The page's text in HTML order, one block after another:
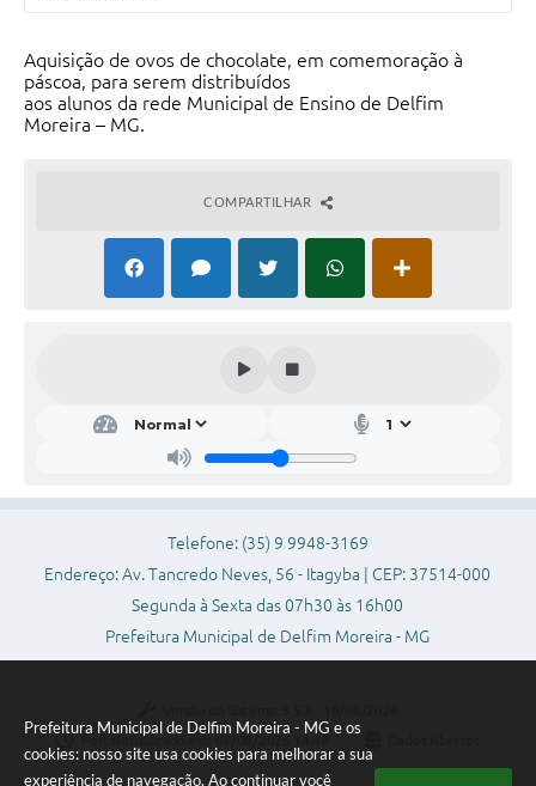
Prefeitura Municipal de Delfim Moreira - MG e os
cookies: nosso site usa cookies para melhorar a sua
experiência de navegação. Ao continuar você
Aquisição de ovos de chocolate, em comemoração à
páscoa, para serem distribuídos
aos alunos da rede Municipal de Ensino de Delfim
Moreira – MG.
COMPARTILHAR
Telefone: (35) 9 9948-3169
Endereço: Av. Tancredo Neves, 56 - Itagyba | CEP: 37514-000
Segunda à Sexta das 07h30 às 16h00
Prefeitura Municipal de Delfim Moreira - MG
Portal atualizado em: